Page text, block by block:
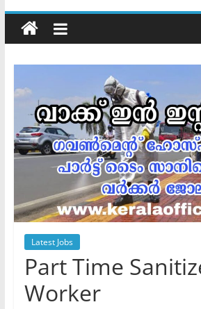
Kerala
Official
Start
something
new
Latest Jobs
Part Time
Worker